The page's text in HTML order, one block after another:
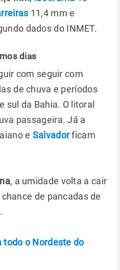
11,4 mm e
dados do INMET.
dias
com seguir com
de chuva e períodos
sul da Bahia. O litoral
passageira. Já a
e Salvadorficam
, a umidade volta a cair
de pancadas de
todo o Nordeste do